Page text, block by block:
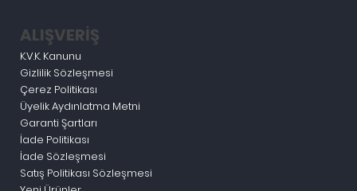
ALIŞVERİŞ
K.V.K. Kanunu
Gizlilik Sözleşmesi
Çerez Politikası
Üyelik Aydınlatma Metni
Garanti Şartları
İade Politikası
İade Sözleşmesi
Satış Politikası Sözleşmesi